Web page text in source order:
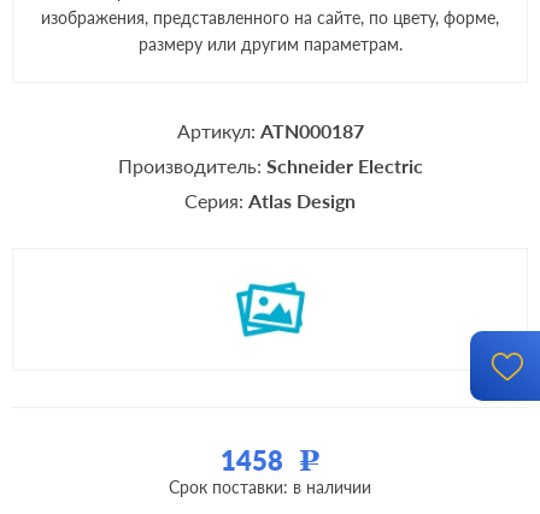
изображения, представленного на сайте, по цвету, форме,
размеру или другим параметрам.
Артикул: ATN000187
Производитель: Schneider Electric
Серия: Atlas Design
1458 Р
Срок поставки: в наличии